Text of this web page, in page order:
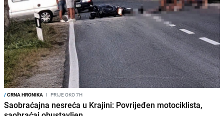
/CRNA HRONIKA I PRIJE OKO 7H
Saobraćajna nesreća u Krajini: Povrijeđen motociklista,